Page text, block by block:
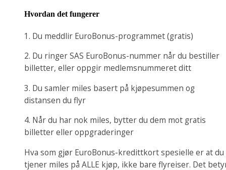
Hvordan det fungerer
1. Du meddlir EuroBonus-programmet (gratis)
2. Du ringer SAS EuroBonus-nummer når du bestiller
billetter, eller oppgir medlemsnummeret ditt
3. Du samler miles basert på kjøpesummen og
distansen du flyr
4. Når du har nok miles, bytter du dem mot gratis
billetter eller oppgraderinger
Hva som gjør EuroBonus-kredittkort spesielle er at du
tjener miles på ALLE kjøp, ikke bare flyreiser. Det